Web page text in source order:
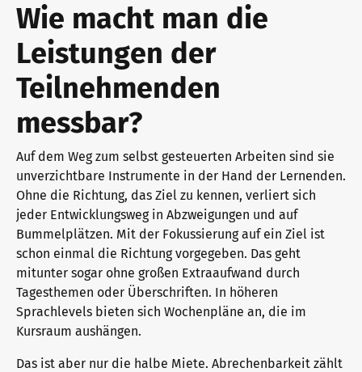
Prüfungszentrum finden
Einstufungstest
Infos für Prüfungszentren
telc Zertifikate DIGITAL
Warum telc Zertifikate?
Deutsch für die Hochschule
Verlagsprogramm: Support & FAQ
Downloadbereich
Infopakete
Inhouse-Veranstaltungen
ZQ BSK
Qualifizierung Prüfungsverantwortung
Qualifikationsphasen
Trainingsformate
Wie macht man die
Leistungen der
Teilnehmenden
messbar?
Auf dem Weg zum selbst gesteuerten Arbeiten sind sie
unverzichtbare Instrumente in der Hand der Lernenden.
Ohne die Richtung, das Ziel zu kennen, verliert sich
jeder Entwicklungsweg in Abzweigungen und auf
Bummelplätzen. Mit der Fokussierung auf ein Ziel ist
schon einmal die Richtung vorgegeben. Das geht
mitunter sogar ohne großen Extraaufwand durch
Tagesthemen oder Überschriften. In höheren
Sprachlevels bieten sich Wochenpläne an, die im
Kursraum aushängen.
Das ist aber nur die halbe Miete. Abrechenbarkeit zählt